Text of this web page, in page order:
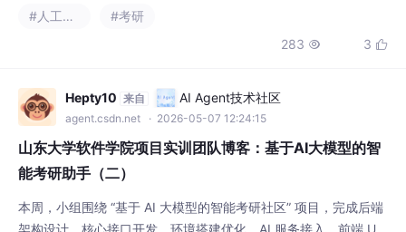
的转变。本周我组的任务是推进错题系统AI模块的开发，包含AI智
能推题，OCR自动识图，AI智能分析题目并推送相关的题目等AI功
#考研
283  3 
Hepty10 来自 AI Agent技术社区
agent.csdn.net · 2026-05-07 12:24:15
山东大学软件学院项目实训团队博客：基于AI大模型的智
能考研助手（二）
本周，小组围绕 “基于 AI 大模型的智能考研社区” 项目，完成后端
架构设计、核心接口开发、环境搭建优化、AI 服务接入、前端 UI